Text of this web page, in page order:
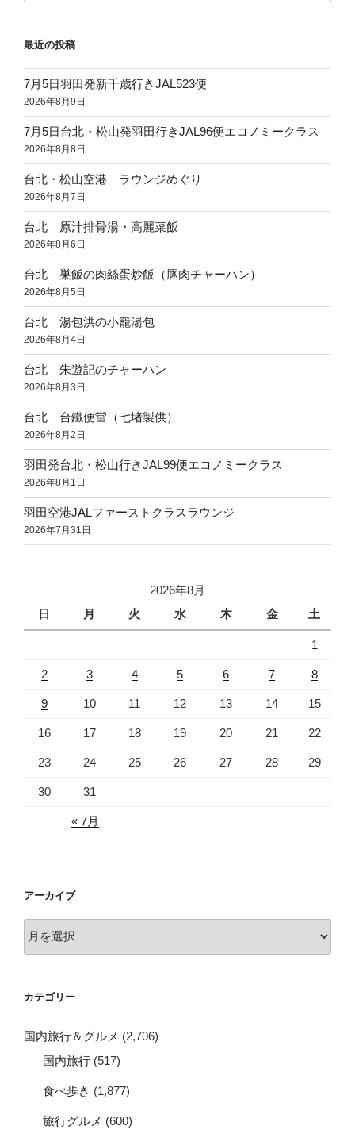
最近の投稿
7月5日羽田発新千歳行きJAL523便
2026年8月9日
7月5日台北・松山発羽田行きJAL96便エコノミークラス
2026年8月8日
台北・松山空港 ラウンジめぐり
2026年8月7日
台北 原汁排骨湯・高麗菜飯
2026年8月6日
台北 巣飯の肉絲蛋炒飯（豚肉チャーハン）
2026年8月5日
台北 湯包洪の小籠湯包
2026年8月4日
台北 朱遊記のチャーハン
2026年8月3日
台北 台鐵便當（七堵製供）
2026年8月2日
羽田発台北・松山行きJAL99便エコノミークラス
2026年8月1日
羽田空港JALファーストクラスラウンジ
2026年7月31日
2026年8月
日
月 火 水 木 金 土
1
2 3 4 5 6 7 8
9 10 11 12 13 14 15
16 17 18 19 20 21 22
23 24 25 26 27 28 29
30 31
« 7月
アーカイブ
ー
ブ
カテゴリー
国内旅行＆グルメ (2,706)
国内旅行 (517)
食べ歩き (1,877)
旅行グルメ (600)